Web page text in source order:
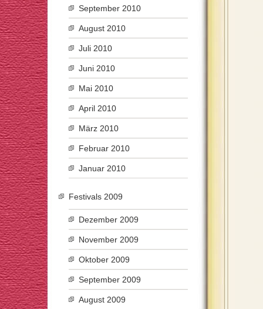
September 2010
August 2010
Juli 2010
Juni 2010
Mai 2010
April 2010
März 2010
Februar 2010
Januar 2010
Festivals 2009
Dezember 2009
November 2009
Oktober 2009
September 2009
August 2009